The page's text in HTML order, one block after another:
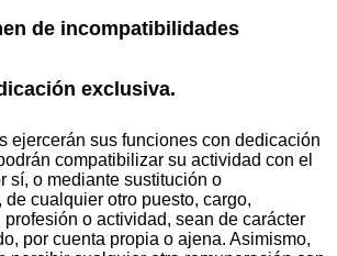
de incompatibilidades
exclusiva.
ejercerán sus funciones con dedicación
compatibilizar su actividad con el
sí, o mediante sustitución o
de cualquier otro puesto, cargo,
profesión o actividad, sean de carácter
por cuenta propia o ajena. Asimismo,